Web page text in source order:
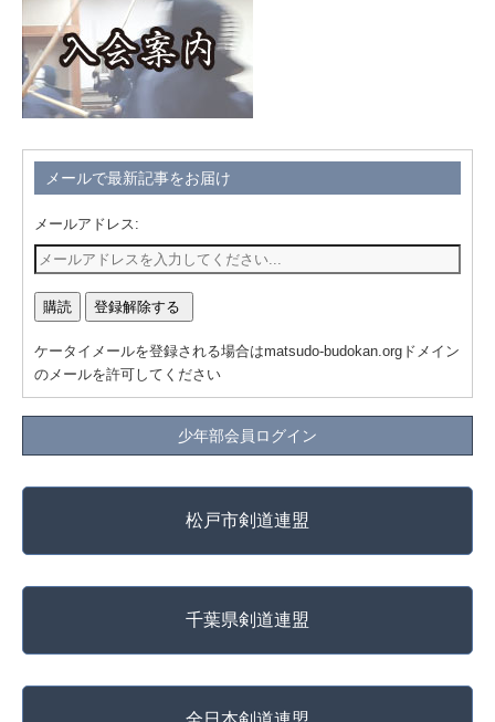
メールで最新記事をお届け
メールアドレス:
ケータイメールを登録される場合はmatsudo-budokan.orgドメイン
のメールを許可してください
少年部会員ログイン
松戸市剣道連盟
千葉県剣道連盟